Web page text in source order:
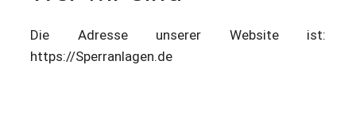
Die Adresse unserer Website ist:
https://Sperranlagen.de